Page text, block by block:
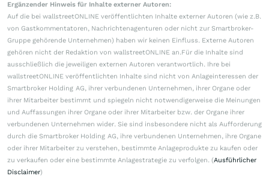
Ergänzender Hinweis für Inhalte externer Autoren:
Auf die bei wallstreetONLINE veröffentlichten Inhalte externer Autoren (wie z.B.
von Gastkommentatoren, Nachrichtenagenturen oder nicht zur Smartbroker-
Gruppe gehörende Unternehmen) haben wir keinen Einfluss. Externe Autoren
gehören nicht der Redaktion von wallstreetONLINE an.Für die Inhalte sind
ausschließlich die jeweiligen externen Autoren verantwortlich. Ihre bei
wallstreetONLINE veröffentlichten Inhalte sind nicht von Anlageinteressen der
Smartbroker Holding AG, ihrer verbundenen Unternehmen, ihrer Organe oder
ihrer Mitarbeiter bestimmt und spiegeln nicht notwendigerweise die Meinungen
und Auffassungen ihrer Organe oder ihrer Mitarbeiter bzw. der Organe ihrer
verbundenen Unternehmen wider. Sie sind insbesondere nicht als Aufforderung
durch die Smartbroker Holding AG, ihre verbundenen Unternehmen, ihre Organe
oder ihrer Mitarbeiter zu verstehen, bestimmte Anlageprodukte zu kaufen oder
zu verkaufen oder eine bestimmte Anlagestrategie zu verfolgen. (Ausführlicher
Disclaimer)